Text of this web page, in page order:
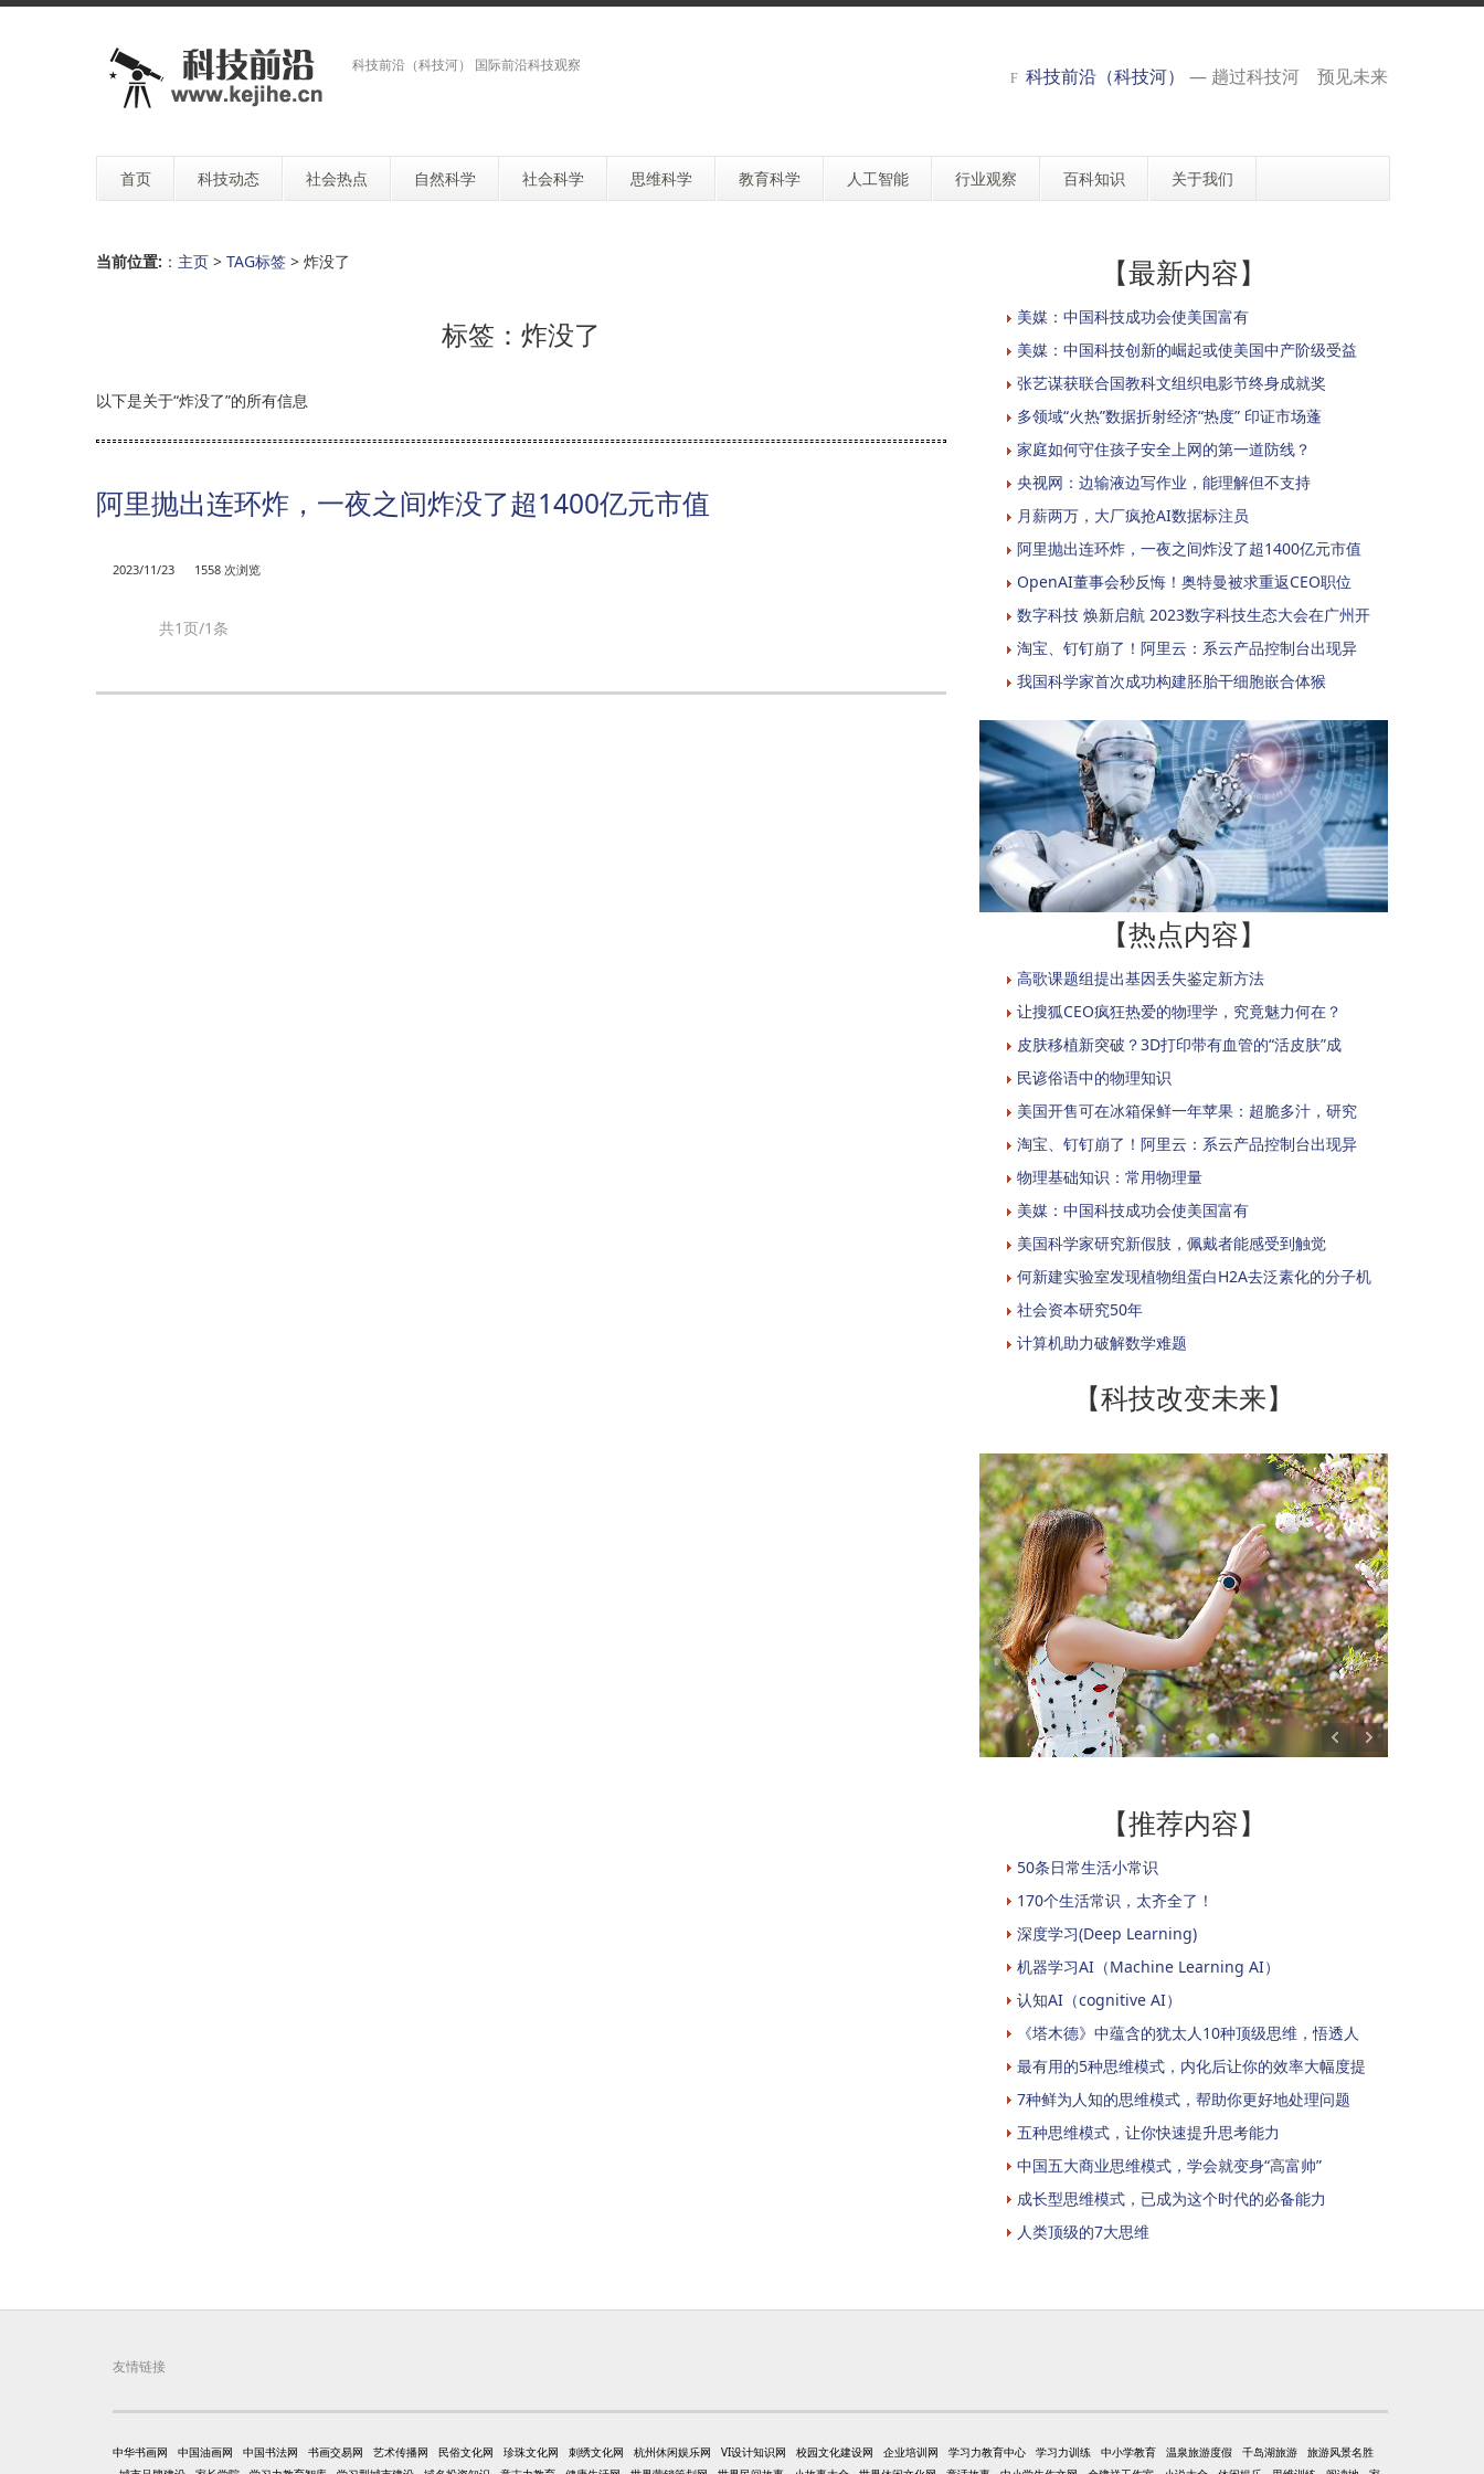
科技前沿（科技河） 国际前沿科技观察 科技前沿（科技河） — 趟过科技河 预见未来
首页 科技动态 社会热点 自然科学 社会科学 思维科学 教育科学 人工智能 行业观察 百科知识 关于我们
当前位置: ： 主页 > TAG标签 > 炸没了
标签：炸没了
以下是关于“炸没了”的所有信息
阿里抛出连环炸，一夜之间炸没了超1400亿元市值
2023/11/23 1558 次浏览
共1页/1条
【最新内容】
美媒：中国科技成功会使美国富有
美媒：中国科技创新的崛起或使美国中产阶级受益
张艺谋获联合国教科文组织电影节终身成就奖
多领域“火热”数据折射经济“热度” 印证市场蓬
家庭如何守住孩子安全上网的第一道防线？
央视网：边输液边写作业，能理解但不支持
月薪两万，大厂疯抢AI数据标注员
阿里抛出连环炸，一夜之间炸没了超1400亿元市值
OpenAI董事会秒反悔！奥特曼被求重返CEO职位
数字科技 焕新启航 2023数字科技生态大会在广州开
淘宝、钉钉崩了！阿里云：系云产品控制台出现异
我国科学家首次成功构建胚胎干细胞嵌合体猴
【热点内容】
高歌课题组提出基因丢失鉴定新方法
让搜狐CEO疯狂热爱的物理学，究竟魅力何在？
皮肤移植新突破？3D打印带有血管的“活皮肤”成
民谚俗语中的物理知识
美国开售可在冰箱保鲜一年苹果：超脆多汁，研究
淘宝、钉钉崩了！阿里云：系云产品控制台出现异
物理基础知识：常用物理量
美媒：中国科技成功会使美国富有
美国科学家研究新假肢，佩戴者能感受到触觉
何新建实验室发现植物组蛋白H2A去泛素化的分子机
社会资本研究50年
计算机助力破解数学难题
【科技改变未来】
【推荐内容】
50条日常生活小常识
170个生活常识，太齐全了！
深度学习(Deep Learning)
机器学习AI（Machine Learning AI）
认知AI（cognitive AI）
《塔木德》中蕴含的犹太人10种顶级思维，悟透人
最有用的5种思维模式，内化后让你的效率大幅度提
7种鲜为人知的思维模式，帮助你更好地处理问题
五种思维模式，让你快速提升思考能力
中国五大商业思维模式，学会就变身“高富帅”
成长型思维模式，已成为这个时代的必备能力
人类顶级的7大思维
友情链接
中华书画网 中国油画网 中国书法网 书画交易网 艺术传播网 民俗文化网 珍珠文化网 刺绣文化网 杭州休闲娱乐网 VI设计知识网 校园文化建设网 企业培训网 学习力教育中心 学习力训练 中小学教育 温泉旅游度假 千岛湖旅游
旅游风景名胜